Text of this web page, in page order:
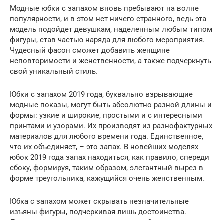
Модные юбки с запахом вновь пребывают на волне
популярности, и в этом нет ничего странного, ведь эта
модель подойдет девушкам, наделенным любым типом
фигуры, став частью наряда для любого мероприятия.
Чудесный фасон сможет добавить женщине
неповторимости и женственности, а также подчеркнуть
свой уникальный стиль.
Юбки с запахом 2019 года, буквально взрывающие
модные показы, могут быть абсолютно разной длины и
формы: узкие и широкие, простыми и с интересными
принтами и узорами. Их производят из разнофактурных
материалов для любого времени года. Единственное,
что их объединяет, – это запах. В новейших моделях
юбок 2019 года запах находиться, как правило, спереди
сбоку, формируя, таким образом, элегантный вырез в
форме треугольника, кажущийся очень женственным.
Юбка с запахом может скрывать незначительные
изъяны фигуры, подчеркивая лишь достоинства.